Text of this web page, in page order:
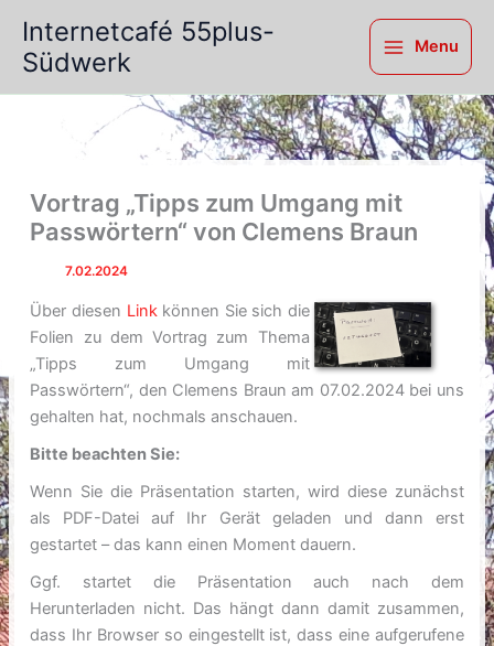
Inhalt
springen
Internetcafé 55plus-
Südwerk
Menu
Vortrag „Tipps zum Umgang mit
Passwörtern“ von Clemens Braun
/7.02.2024
Über diesen Linkkönnen Sie sich die
Folien zu dem Vortrag zum Thema
„Tipps zum Umgang mit
Passwörtern“, den Clemens Braun am 07.02.2024 bei uns
gehalten hat, nochmals anschauen.
Bitte beachten Sie:
Wenn Sie die Präsentation starten, wird diese zunächst
als PDF-Datei auf Ihr Gerät geladen und dann erst
gestartet – das kann einen Moment dauern.
Ggf. startet die Präsentation auch nach dem
Herunterladen nicht. Das hängt dann damit zusammen,
dass Ihr Browser so eingestellt ist, dass eine aufgerufene